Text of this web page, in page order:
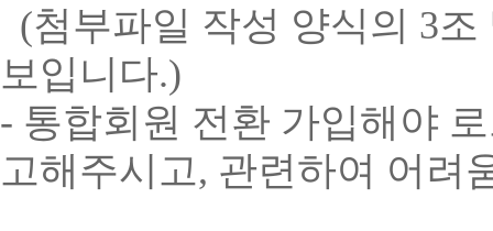
(첨부파일 작성 양식의 3조
보입니다.)
- 통합회원 전환 가입해야
고해주시고, 관련하여 어려